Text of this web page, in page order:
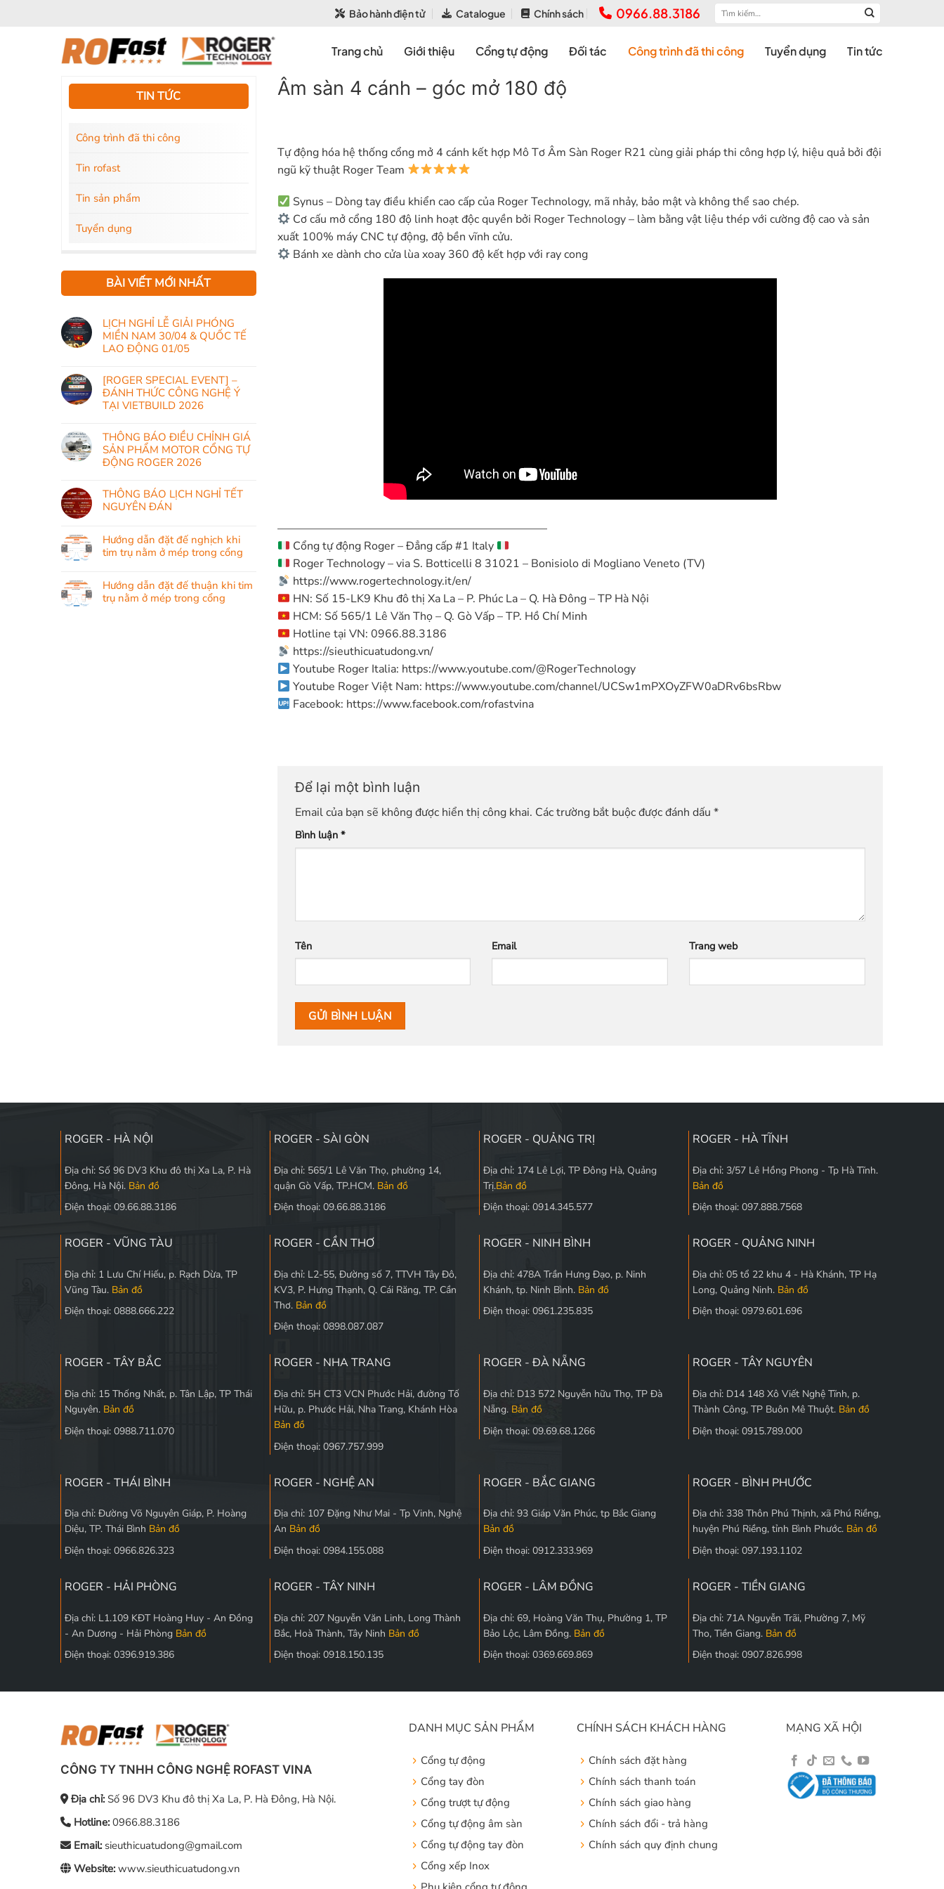
Bảo hành điện tử Catalogue Chính sách 0966.88.3186
Tìm
Trang chủ Giới thiệu Cổng tự động Đối tác Công trình đã thi công Tuyển dụng Tin tức
TIN TỨC
Công trình đã thi công
Tin rofast
Tin sản phẩm
Tuyển dụng
BÀI VIẾT MỚI NHẤT
LỊCH NGHỈ LỄ GIẢI PHÓNG
MIỀN NAM 30/04 & QUỐC TẾ
LAO ĐỘNG 01/05
[ROGER SPECIAL EVENT] –
ĐÁNH THỨC CÔNG NGHỆ Ý
TẠI VIETBUILD 2026
THÔNG BÁO ĐIỀU CHỈNH GIÁ
SẢN PHẨM MOTOR CỔNG TỰ
ĐỘNG ROGER 2026
THÔNG BÁO LỊCH NGHỈ TẾT
NGUYÊN ĐÁN
Hướng dẫn đặt đế nghịch khi
tim trụ nằm ở mép trong cổng
Hướng dẫn đặt đế thuận khi tim
trụ nằm ở mép trong cổng
Âm sàn 4 cánh – góc mở 180 độ
Tự động hóa hệ thống cổng mở 4 cánh kết hợp Mô Tơ Âm Sàn Roger R21 cùng giải pháp thi công hợp lý, hiệu quả bởi đội
ngũ kỹ thuật Roger Team
Synus – Dòng tay điều khiển cao cấp của Roger Technology, mã nhảy, bảo mật và không thể sao chép.
Cơ cấu mở cổng 180 độ linh hoạt độc quyền bởi Roger Technology – làm bằng vật liệu thép với cường độ cao và sản
xuất 100% máy CNC tự động, độ bền vĩnh cửu.
Bánh xe dành cho cửa lùa xoay 360 độ kết hợp với ray cong
————————————————————————
Cổng tự động Roger – Đẳng cấp #1 Italy
Roger Technology – via S. Botticelli 8 31021 – Bonisiolo di Mogliano Veneto (TV)
https://www.rogertechnology.it/en/
HN: Số 15-LK9 Khu đô thị Xa La – P. Phúc La – Q. Hà Đông – TP Hà Nội
HCM: Số 565/1 Lê Văn Thọ – Q. Gò Vấp – TP. Hồ Chí Minh
Hotline tại VN: 0966.88.3186
https://sieuthicuatudong.vn/
Youtube Roger Italia: https://www.youtube.com/@RogerTechnology
Youtube Roger Việt Nam: https://www.youtube.com/channel/UCSw1mPXOyZFW0aDRv6bsRbw
Facebook: https://www.facebook.com/rofastvina
Để lại một bình luận
Email của bạn sẽ không được hiển thị công khai. Các trường bắt buộc được đánh dấu *
Bình luận *
Tên Email Trang web
ROGER - HÀ NỘI
Địa chỉ: Số 96 DV3 Khu đô thị Xa La, P. Hà
Đông, Hà Nội. Bản đồ
Điện thoại: 09.66.88.3186
ROGER - SÀI GÒN
Địa chỉ: 565/1 Lê Văn Thọ, phường 14,
quận Gò Vấp, TP.HCM. Bản đồ
Điện thoại: 09.66.88.3186
ROGER - QUẢNG TRỊ
Địa chỉ: 174 Lê Lợi, TP Đông Hà, Quảng
Trị.Bản đồ
Điện thoại: 0914.345.577
ROGER - HÀ TĨNH
Địa chỉ: 3/57 Lê Hồng Phong - Tp Hà Tĩnh.
Bản đồ
Điện thoại: 097.888.7568
ROGER - VŨNG TÀU
Địa chỉ: 1 Lưu Chí Hiếu, p. Rạch Dừa, TP
Vũng Tàu. Bản đồ
Điện thoại: 0888.666.222
ROGER - CẦN THƠ
Địa chỉ: L2-55, Đường số 7, TTVH Tây Đô,
KV3, P. Hưng Thạnh, Q. Cái Răng, TP. Cần
Thơ. Bản đồ
Điện thoại: 0898.087.087
ROGER - NINH BÌNH
Địa chỉ: 478A Trần Hưng Đạo, p. Ninh
Khánh, tp. Ninh Bình. Bản đồ
Điện thoại: 0961.235.835
ROGER - QUẢNG NINH
Địa chỉ: 05 tổ 22 khu 4 - Hà Khánh, TP Hạ
Long, Quảng Ninh. Bản đồ
Điện thoại: 0979.601.696
ROGER - TÂY BẮC
Địa chỉ: 15 Thống Nhất, p. Tân Lập, TP Thái
Nguyên. Bản đồ
Điện thoại: 0988.711.070
ROGER - NHA TRANG
Địa chỉ: 5H CT3 VCN Phước Hải, đường Tố
Hữu, p. Phước Hải, Nha Trang, Khánh Hòa
Bản đồ
Điện thoại: 0967.757.999
ROGER - ĐÀ NẴNG
Địa chỉ: D13 572 Nguyễn hữu Thọ, TP Đà
Nẵng. Bản đồ
Điện thoại: 09.69.68.1266
ROGER - TÂY NGUYÊN
Địa chỉ: D14 148 Xô Viết Nghệ Tĩnh, p.
Thành Công, TP Buôn Mê Thuột. Bản đồ
Điện thoại: 0915.789.000
ROGER - THÁI BÌNH
Địa chỉ: Đường Võ Nguyên Giáp, P. Hoàng
Diệu, TP. Thái Bình Bản đồ
Điện thoại: 0966.826.323
ROGER - NGHỆ AN
Địa chỉ: 107 Đặng Như Mai - Tp Vinh, Nghệ
An Bản đồ
Điện thoại: 0984.155.088
ROGER - BẮC GIANG
Địa chỉ: 93 Giáp Văn Phúc, tp Bắc Giang
Bản đồ
Điện thoại: 0912.333.969
ROGER - BÌNH PHƯỚC
Địa chỉ: 338 Thôn Phú Thịnh, xã Phú Riềng,
huyện Phú Riềng, tỉnh Bình Phước. Bản đồ
Điện thoại: 097.193.1102
ROGER - HẢI PHÒNG
Địa chỉ: L1.109 KĐT Hoàng Huy - An Đồng
- An Dương - Hải Phòng Bản đồ
Điện thoại: 0396.919.386
ROGER - TÂY NINH
Địa chỉ: 207 Nguyễn Văn Linh, Long Thành
Bắc, Hoà Thành, Tây Ninh Bản đồ
Điện thoại: 0918.150.135
ROGER - LÂM ĐỒNG
Địa chỉ: 69, Hoàng Văn Thụ, Phường 1, TP
Bảo Lộc, Lâm Đồng. Bản đồ
Điện thoại: 0369.669.869
ROGER - TIỀN GIANG
Địa chỉ: 71A Nguyễn Trãi, Phường 7, Mỹ
Tho, Tiền Giang. Bản đồ
Điện thoại: 0907.826.998
CÔNG TY TNHH CÔNG NGHỆ ROFAST VINA
Địa chỉ:Số 96 DV3 Khu đô thị Xa La, P. Hà Đông, Hà Nội.
Hotline:0966.88.3186
Email: sieuthicuatudong@gmail.com
Website:www.sieuthicuatudong.vn
DANH MỤC SẢN PHẨM
Cổng tự động
Cổng tay đòn
Cổng trượt tự động
Cổng tự động âm sàn
Cổng tự động tay đòn
Cổng xếp Inox
CHÍNH SÁCH KHÁCH HÀNG
Chính sách đặt hàng
Chính sách thanh toán
Chính sách giao hàng
Chính sách đổi - trả hàng
Chính sách quy định chung
MẠNG XÃ HỘI